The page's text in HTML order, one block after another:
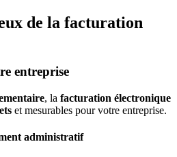
de la facturation
entreprise
, la facturation électronique
et mesurables pour votre entreprise.
administratif